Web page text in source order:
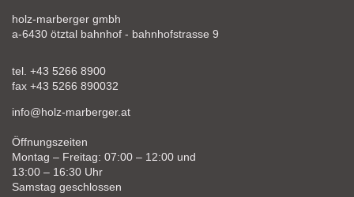
holz-marberger gmbh
a-6430 ötztal bahnhof - bahnhofstrasse 9
tel. +43 5266 8900
fax +43 5266 890032
info@holz-marberger.at
Öffnungszeiten
Montag – Freitag: 07:00 – 12:00 und
13:00 – 16:30 Uhr
Samstag geschlossen